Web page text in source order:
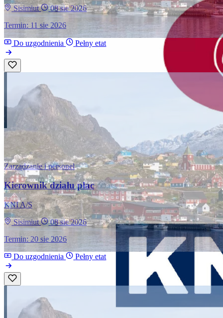
Sisimiut
08 sie 2026
Termin: 11 sie 2026
Do uzgodnienia Pełny etat
Zarządzanie i personel
Kierownik działu płac
KNI A/S
Sisimiut
08 sie 2026
Termin: 20 sie 2026
Do uzgodnienia Pełny etat